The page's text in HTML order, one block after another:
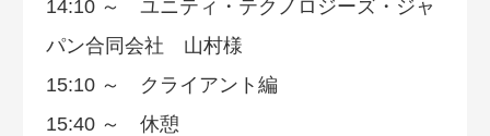
14:10 ～ ユニティ・テクノロジーズ・ジャ
パン合同会社 山村様
15:10 ～ クライアント編
15:40 ～ 休憩